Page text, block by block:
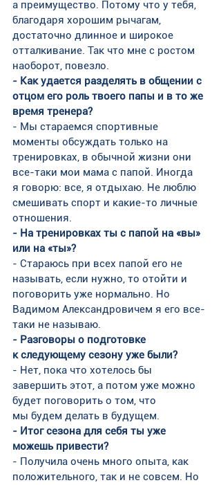
а преимущество. Потому что у тебя,
благодаря хорошим рычагам,
достаточно длинное и широкое
отталкивание. Так что мне с ростом
наоборот, повезло.
- Как удается разделять в общении с
отцом его роль твоего папы и в то же
время тренера?
- Мы стараемся спортивные
моменты обсуждать только на
тренировках, в обычной жизни они
все-таки мои мама с папой. Иногда
я говорю: все, я отдыхаю. Не люблю
смешивать спорт и какие-то личные
отношения.
- На тренировках ты с папой на «вы»
или на «ты»?
- Стараюсь при всех папой его не
называть, если нужно, то отойти и
поговорить уже нормально. Но
Вадимом Александровичем я его все-
таки не называю.
- Разговоры о подготовке
к следующему сезону уже были?
- Нет, пока что хотелось бы
завершить этот, а потом уже можно
будет поговорить о том, что
мы будем делать в будущем.
- Итог сезона для себя ты уже
можешь привести?
- Получила очень много опыта, как
положительного, так и не совсем. Но